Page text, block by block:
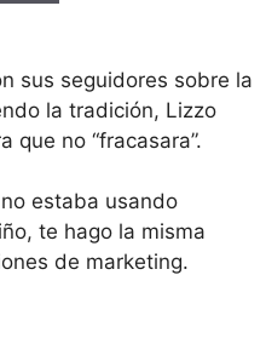
sus seguidores sobre la
la tradición, Lizzo
que no “fracasara”.
estaba usando
te hago la misma
de marketing.